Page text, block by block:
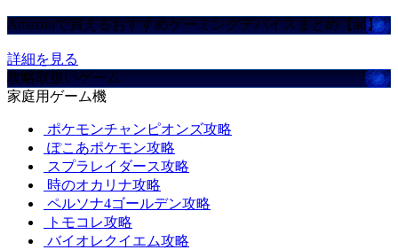
Amazonで買えるおすすめゲーミングデバイスまとめ【ad】
詳細を見る
攻略取扱いゲーム
家庭用ゲーム機
ポケモンチャンピオンズ攻略
ぽこあポケモン攻略
スプラレイダース攻略
時のオカリナ攻略
ペルソナ4ゴールデン攻略
トモコレ攻略
バイオレクイエム攻略